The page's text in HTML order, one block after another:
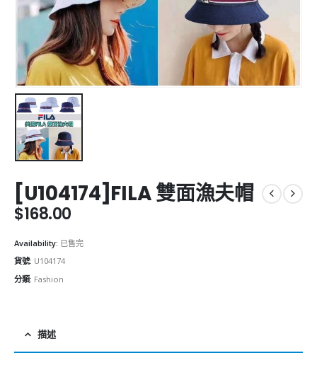
[U104174]FILA 雙面漁夫帽
$168.00
Availability: 已售完
貨號: U104174
分類: Fashion
描述